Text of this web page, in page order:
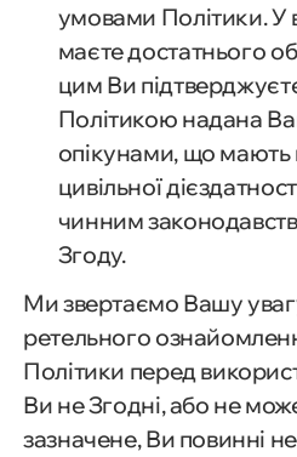
умовами Політики. У
маєте достатнього
цим Ви
Політикою надана
опікунами, що мають
цивільної
чинним
Згоду.
Ми звертаємо Вашу
ретельного
Політики перед
Ви не Згодні, або не
зазначене, Ви повинні